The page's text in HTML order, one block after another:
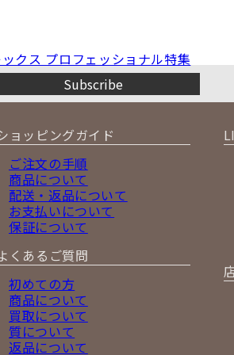
ックス プロフェッショナル特集
Subscribe
ョッピングガイド
ご注文の手順
商品について
配送・返品について
お支払いについて
保証について
くあるご質問
初めての方
商品について
買取について
質について
返品について